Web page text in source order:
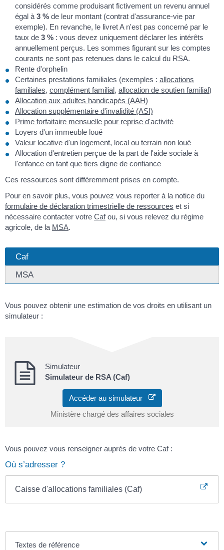
considérés comme produisant fictivement un revenu annuel
égal à 3 % de leur montant (contrat d'assurance-vie par
exemple). En revanche, le livret A n'est pas concerné par le
taux de 3 % : vous devez uniquement déclarer les intérêts
annuellement perçus. Les sommes figurant sur les comptes
courants ne sont pas retenues dans le calcul du RSA.
Rente d'orphelin
Certaines prestations familiales (exemples : allocations
familiales, complément familial, allocation de soutien familial)
Allocation aux adultes handicapés (AAH)
Allocation supplémentaire d'invalidité (ASI)
Prime forfaitaire mensuelle pour reprise d'activité
Loyers d'un immeuble loué
Valeur locative d'un logement, local ou terrain non loué
Allocation d'entretien perçue de la part de l'aide sociale à
l'enfance en tant que tiers digne de confiance
Ces ressources sont différemment prises en compte.
Pour en savoir plus, vous pouvez vous reporter à la notice du
formulaire de déclaration trimestrielle de ressources et si
nécessaire contacter votre Cafou, si vous relevez du régime
agricole, de la MSA.
Caf
MSA
Vous pouvez obtenir une estimation de vos droits en utilisant un
simulateur :
Simulateur
Simulateur de RSA (Caf)
Accéder au simulateur
Ministère chargé des affaires sociales
Vous pouvez vous renseigner auprès de votre Caf :
Où s’adresser ?
Caisse d'allocations familiales (Caf)
Textes de référence